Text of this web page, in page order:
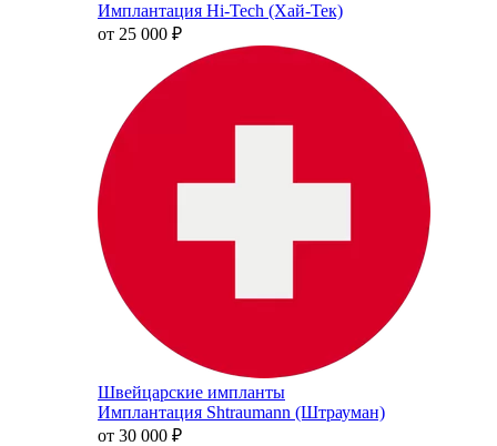
Имплантация Hi-Tech (Хай-Тек)
от 25 000 ₽
Швейцарские импланты
Имплантация Shtraumann (Штрауман)
от 30 000 ₽